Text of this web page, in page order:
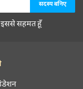
सहमत हूँ